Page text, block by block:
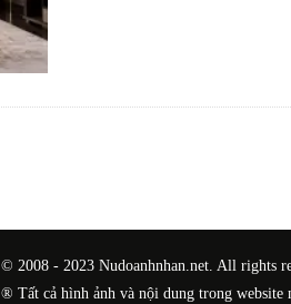
© 2008 - 2023 Nudoanhnhan.net. All rights
® Tất cả hình ảnh và nội dung trong website